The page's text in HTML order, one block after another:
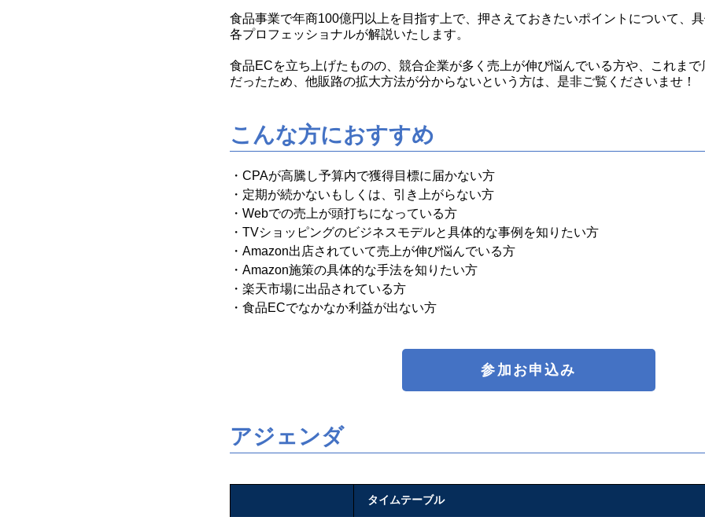
食品事業で年商100億円以上を目指す上で、押さえておきたいポイントについて、
各プロフェッショナルが解説いたします。
食品ECを立ち上げたものの、競合企業が多く売上が伸び悩んでいる方や、これま
だったため、他販路の拡大方法が分からないという方は、是非ご覧くださいませ！
こんな方におすすめ
・CPAが高騰し予算内で獲得目標に届かない方
・定期が続かないもしくは、引き上がらない方
・Webでの売上が頭打ちになっている方
・TVショッピングのビジネスモデルと具体的な事例を知りたい方
・Amazon出店されていて売上が伸び悩んでいる方
・Amazon施策の具体的な手法を知りたい方
・楽天市場に出品されている方
・食品ECでなかなか利益が出ない方
参加お申込み
アジェンダ
タイムテーブル